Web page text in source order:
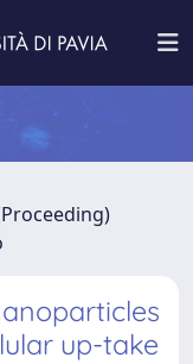
up-take